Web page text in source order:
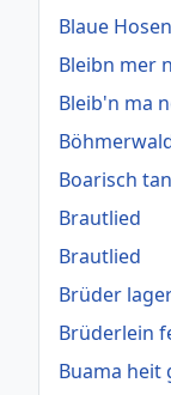
Blaue
Bleibn mer
Bleib'n ma
Boarisch
Brautlied
Brautlied
Brüder
Brüderlein
Buama heit